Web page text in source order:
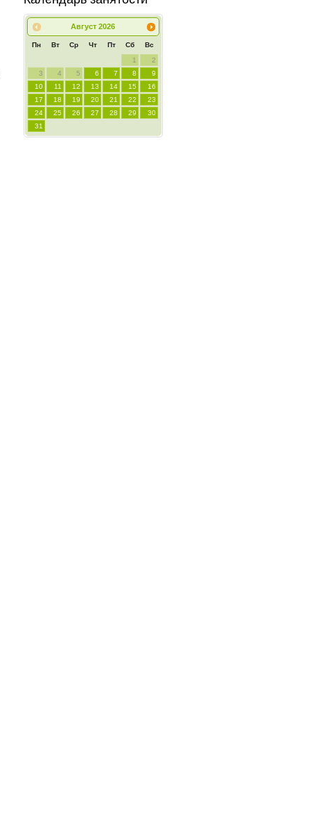
Август 2026
Пн Вт Ср Чт Пт Сб Вс
1
2
3
4 5 6 7 8
9
10
11 12 13 14 15
16
17
18 19 20 21 22
23
24
25 26 27 28 29
30
31